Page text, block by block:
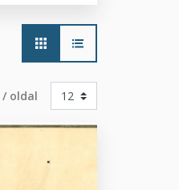
Main
navigation
oldal